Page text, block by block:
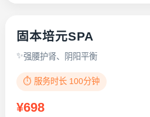
固本培元SPA
强腰护肾、阴阳平衡
⏱️ 服务时长 100分钟
¥698